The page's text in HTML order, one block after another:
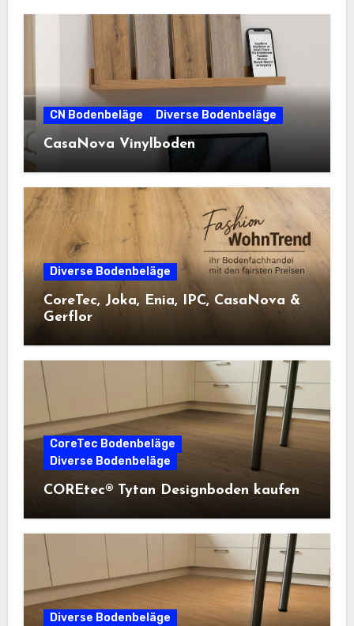
CN Bodenbeläge Diverse Bodenbeläge
CasaNova Vinylboden
Diverse Bodenbeläge
CoreTec, Joka, Enia, IPC, CasaNova &
Gerflor
CoreTec Bodenbeläge
Diverse Bodenbeläge
COREtec® Tytan Designboden kaufen
Diverse Bodenbeläge